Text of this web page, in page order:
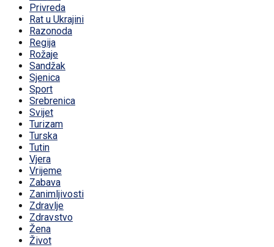
Privreda
Rat u Ukrajini
Razonoda
Regija
Rožaje
Sandžak
Sjenica
Sport
Srebrenica
Svijet
Turizam
Turska
Tutin
Vjera
Vrijeme
Zabava
Zanimljivosti
Zdravlje
Zdravstvo
Žena
Život